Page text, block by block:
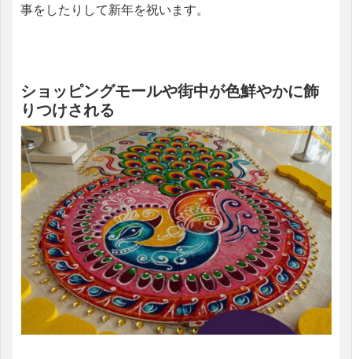
事をしたりして新年を祝います。
ショッピングモールや街中が色鮮やかに飾
りつけされる